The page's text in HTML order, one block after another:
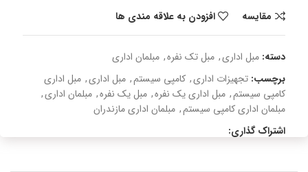
مقایسه
افزودن به علاقه مندی ها
دسته: مبل اداری, مبل تک نفره, مبلمان اداری
برچسب: تجهیزات اداری, کامپی سیستم, مبل اداری, مبل اداری
کامپی سیستم, مبل اداری یک نفره, مبل یک نفره, مبلمان اداری,
مبلمان اداری کامپی سیستم, مبلمان اداری مازندران
اشتراک گذاری: